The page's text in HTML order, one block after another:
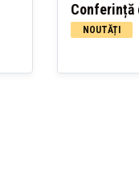
Conferință
NOUTĂȚI